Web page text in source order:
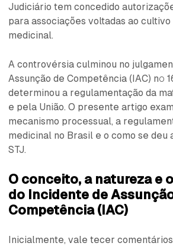
Judiciário tem concedido
para associações voltadas ao
medicinal.
A controvérsia culminou no
Assunção de Competência (IAC) nº
determinou a regulamentação da
e pela União. O presente artigo
mecanismo processual, a
medicinal no Brasil e o como se deu
STJ.
O conceito, a natureza e
do Incidente de
Competência (IAC)
Inicialmente, vale tecer comentários